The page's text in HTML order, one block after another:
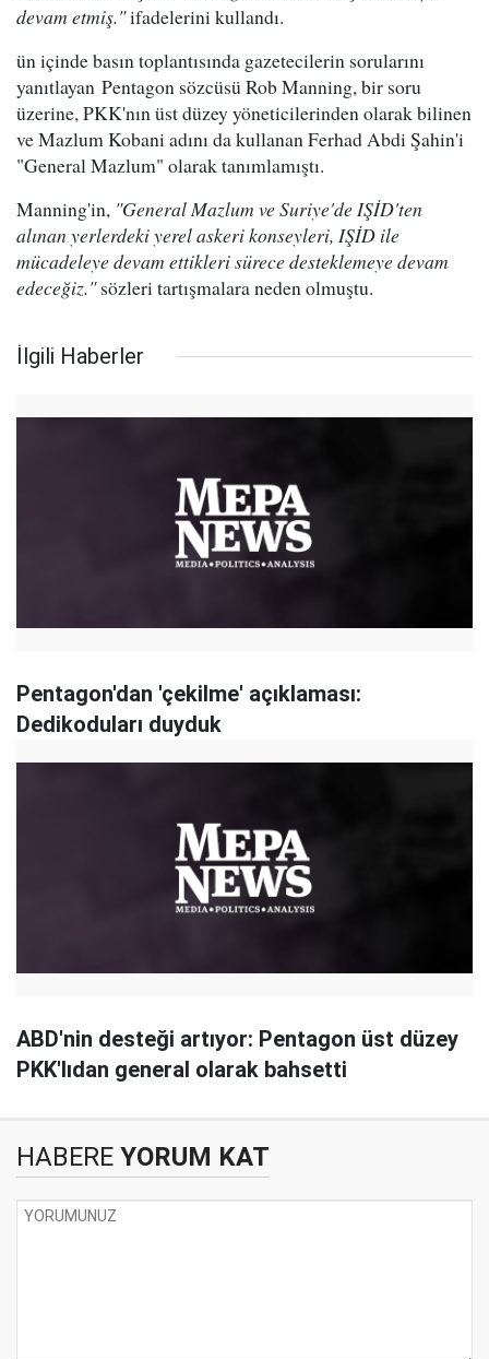
devam etmiş."ifadelerini kullandı.
ün içinde basın toplantısında gazetecilerin sorularını
yanıtlayan Pentagon sözcüsü Rob Manning, bir soru
üzerine, PKK'nın üst düzey yöneticilerinden olarak bilinen
ve Mazlum Kobani adını da kullanan Ferhad Abdi Şahin'i
"General Mazlum" olarak tanımlamıştı.
Manning'in, "General Mazlum ve Suriye'de IŞİD'ten
alınan yerlerdeki yerel askeri konseyleri, IŞİD ile
mücadeleye devam ettikleri sürece desteklemeye devam
edeceğiz."sözleri tartışmalara neden olmuştu.
İlgili Haberler
Pentagon'dan 'çekilme' açıklaması:
Dedikoduları duyduk
ABD'nin desteği artıyor: Pentagon üst düzey
PKK'lıdan general olarak bahsetti
HABERE YORUM KAT